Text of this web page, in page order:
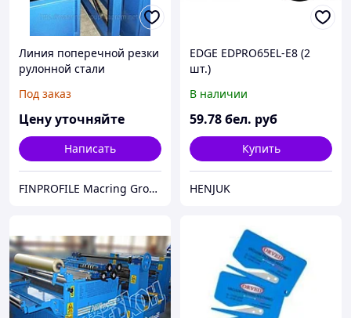
Линия поперечной резки
рулонной стали
Под заказ
Цену уточняйте
Написать
FINPROFILE Macring Group
EDGE EDPRO65EL-E8 (2
шт.)
В наличии
59.78бел. руб
Купить
HENJUK